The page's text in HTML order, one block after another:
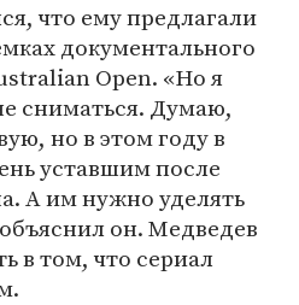
что ему предлагали
документального
Open. «Но я
сниматься. Думаю,
но в этом году в
уставшим после
А им нужно уделять
он. Медведев
в том, что сериал